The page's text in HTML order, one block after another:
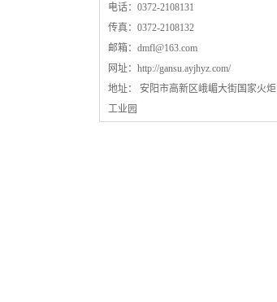
电话：0372-2108131
传真：0372-2108132
邮箱： dmfl@163.com
网址： http://gansu.ayjhyz.com/
地址： 安阳市高新区峨嵋大街国家火炬
工业园